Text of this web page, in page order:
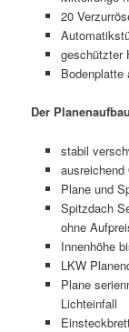
20
geschützter
Der Planenaufbau
stabil
ausreichend
Plane und
Spitzdach
ohne
Innenhöhe
LKW
Plane
Lichteinfall